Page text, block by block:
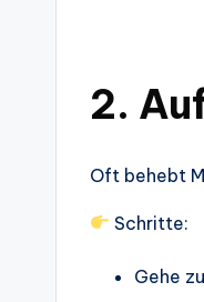
2.
Oft behebt
Schritte:
Gehe zu